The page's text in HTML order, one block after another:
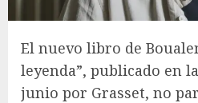
El nuevo libro de
leyenda”, publicado en
junio por Grasset, no